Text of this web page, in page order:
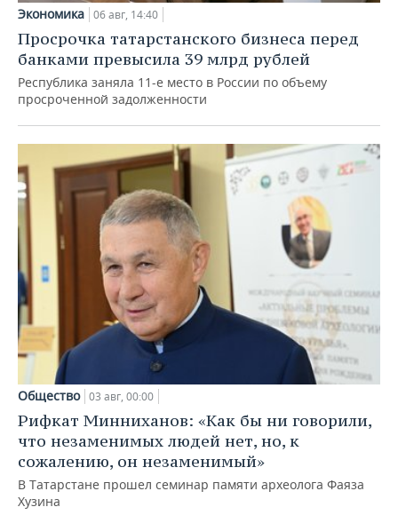
Экономика 06 авг, 14:40
Просрочка татарстанского бизнеса перед
банками превысила 39 млрд рублей
Республика заняла 11-е место в России по объему
просроченной задолженности
Общество 03 авг, 00:00
Рифкат Минниханов: «Как бы ни говорили,
что незаменимых людей нет, но, к
сожалению, он незаменимый»
В Татарстане прошел семинар памяти археолога Фаяза
Хузина